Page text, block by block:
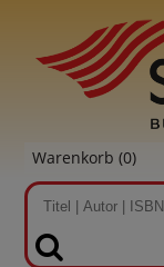
Warenkorb (0)